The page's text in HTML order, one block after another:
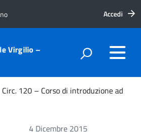
Accedi
Virgilio –
Circ. 120 – Corso di introduzione ad
4 Dicembre 2015